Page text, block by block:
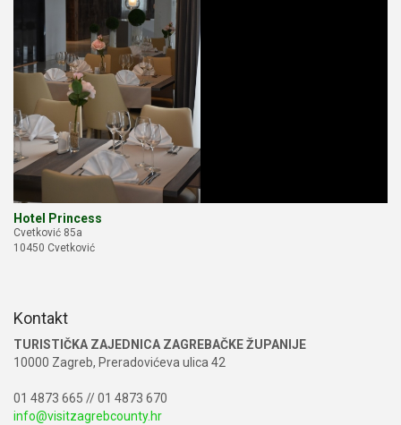
Hotel Princess
Cvetković 85a
10450 Cvetković
Kontakt
TURISTIČKA ZAJEDNICA ZAGREBAČKE ŽUPANIJE
10000 Zagreb, Preradovićeva ulica 42
01 4873 665 // 01 4873 670
info@visitzagrebcounty.hr